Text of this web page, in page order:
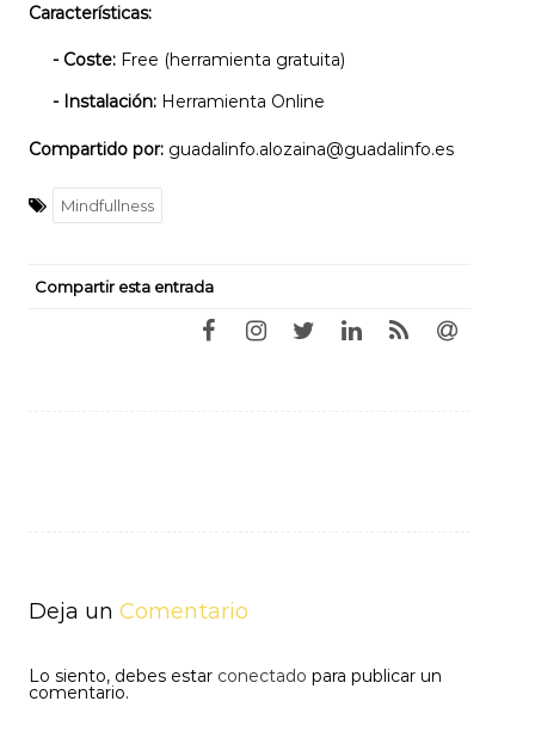
Características:
- Coste: Free (herramienta gratuita)
- Instalación: Herramienta Online
Compartido por: guadalinfo.alozaina@guadalinfo.es
Mindfullness
Compartir esta entrada
Deja un Comentario
Lo siento, debes estar conectado para publicar un
comentario.